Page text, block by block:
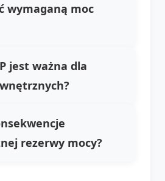
wymaganą moc
jest ważna dla
rezerwy mocy?